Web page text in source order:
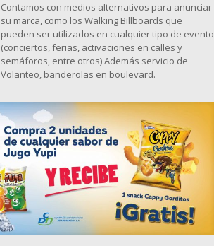
Contamos con medios alternativos para anunciar
su marca, como los Walking Billboards que
pueden ser utilizados en cualquier tipo de evento
(conciertos, ferias, activaciones en calles y
semáforos, entre otros) Además servicio de
Volanteo, banderolas en boulevard.